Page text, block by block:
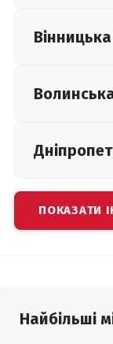
Вінницька
ПОКАЗАТИ
Найбільші